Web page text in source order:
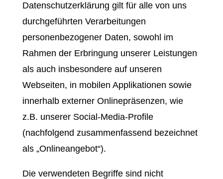
Datenschutzerklärung gilt für alle von uns
durchgeführten Verarbeitungen
personenbezogener Daten, sowohl im
Rahmen der Erbringung unserer Leistungen
als auch insbesondere auf unseren
Webseiten, in mobilen Applikationen sowie
innerhalb externer Onlinepräsenzen, wie
z.B. unserer Social-Media-Profile
(nachfolgend zusammenfassend bezeichnet
als „Onlineangebot“).
Die verwendeten Begriffe sind nicht